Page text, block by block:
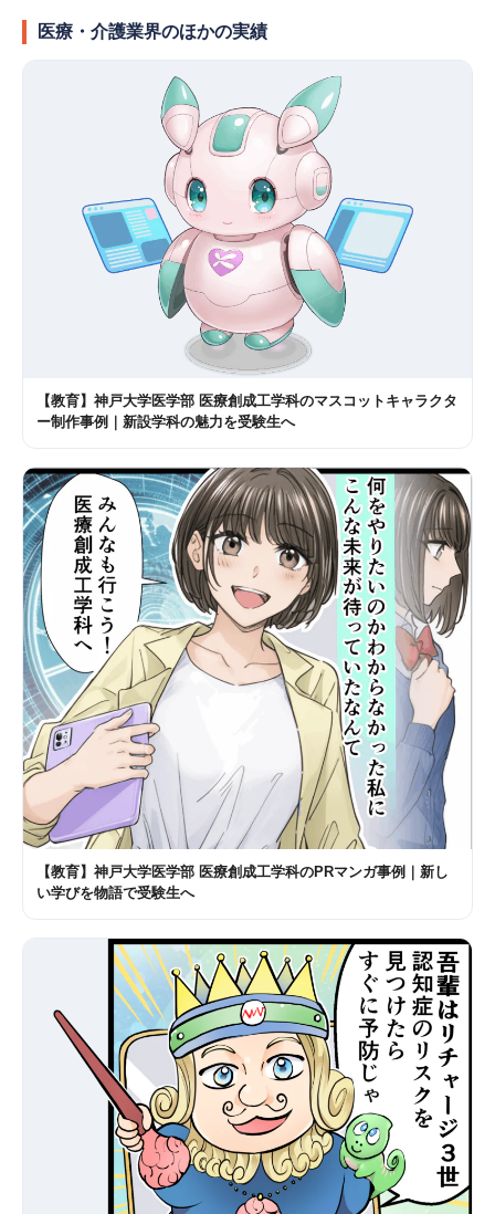
医療・介護業界のほかの実績
【教育】神戸大学医学部 医療創成工学科のマスコットキャラクタ
ー制作事例｜新設学科の魅力を受験生へ
【教育】神戸大学医学部 医療創成工学科のPRマンガ事例｜新し
い学びを物語で受験生へ